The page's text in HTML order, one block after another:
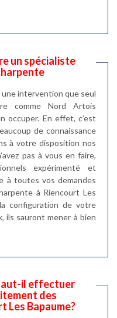
un spécialiste
intervention que seul
comme Nord Artois
occuper. En effet, c’est
de connaissance
à votre disposition nos
pas à vous en faire,
expérimenté et
à toutes vos demandes
à Riencourt Les
configuration de votre
ils sauront mener à bien
il effectuer
des
Les Bapaume?